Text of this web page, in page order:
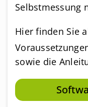
Selbstmessung
Hier finden Sie
sowie die